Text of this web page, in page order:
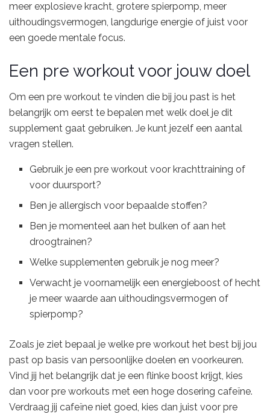
meer explosieve kracht, grotere spierpomp, meer
uithoudingsvermogen, langdurige energie of juist voor
een goede mentale focus.
Een pre workout voor jouw doel
Om een pre workout te vinden die bij jou past is het
belangrijk om eerst te bepalen met welk doel je dit
supplement gaat gebruiken. Je kunt jezelf een aantal
vragen stellen.
Gebruik je een pre workout voor krachttraining of
voor duursport?
Ben je allergisch voor bepaalde stoffen?
Ben je momenteel aan het bulken of aan het
droogtrainen?
Welke supplementen gebruik je nog meer?
Verwacht je voornamelijk een energieboost of hecht
je meer waarde aan uithoudingsvermogen of
spierpomp?
Zoals je ziet bepaal je welke pre workout het best bij jou
past op basis van persoonlijke doelen en voorkeuren.
Vind jij het belangrijk dat je een flinke boost krijgt, kies
dan voor pre workouts met een hoge dosering cafeïne.
Verdraag jij cafeïne niet goed, kies dan juist voor pre